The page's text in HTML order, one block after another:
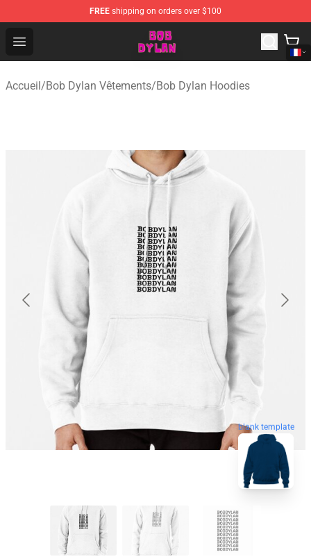
FREE shipping on orders over $100
Open menu
Bob Dylan Store - Official Bob Dylan Merchandise Shop
Accueil/Bob Dylan Vêtements/Bob Dylan Hoodies
blank template